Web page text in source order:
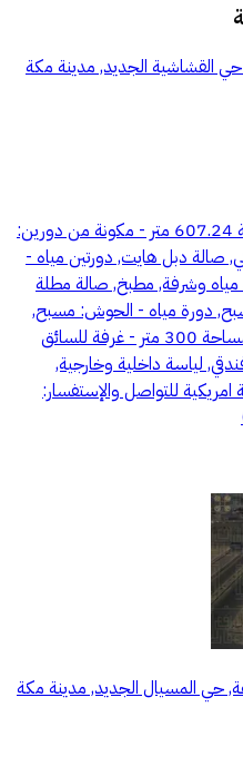
حي القشاشية الجديد, مدينة مكة
فيلا عظم للبيع ولي العهد 7 - المساحة 607.24 متر - مكونة من دورين:
صالة دبل هايت, دورتين مياه -
مياه وشرفة, مطبخ, صالة مطلة
دورة مياه - الحوش: مسبح,
حديقة أمامية وخلفية, حوش واسع بمساحة 300 متر - غرفة للسائق
لياسة داخلية وخارجية,
للتواصل والإستفسار:
حي المسيال الجديد, مدينة مكة